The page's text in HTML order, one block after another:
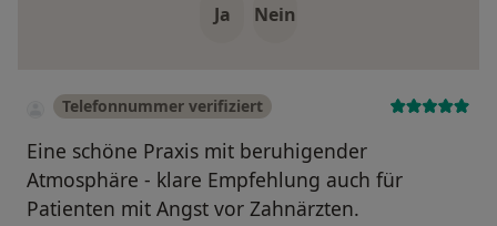
Ja Nein
Telefonnummer verifiziert
Eine schöne Praxis mit beruhigender
Atmosphäre - klare Empfehlung auch für
Patienten mit Angst vor Zahnärzten.